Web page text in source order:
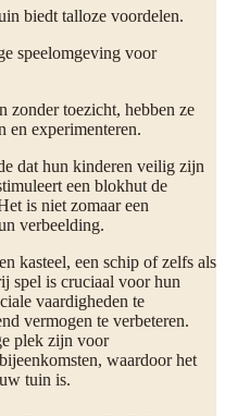
biedt talloze voordelen.
speelomgeving voor
zonder toezicht, hebben ze
en experimenteren.
dat hun kinderen veilig zijn
een blokhut de
is niet zomaar een
verbeelding.
kasteel, een schip of zelfs als
spel is cruciaal voor hun
vaardigheden te
vermogen te verbeteren.
plek zijn voor
waardoor het
tuin is.